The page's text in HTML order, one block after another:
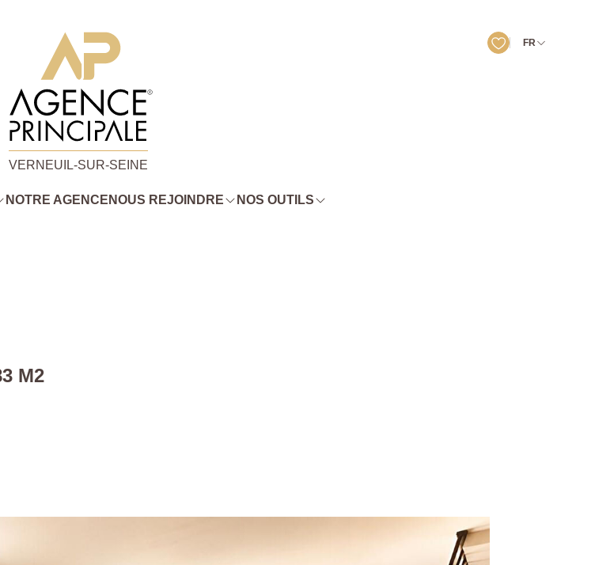
FR
VERNEUIL-SUR-SEINE
NOTRE AGENCE NOUS REJOINDRE NOS OUTILS
M2